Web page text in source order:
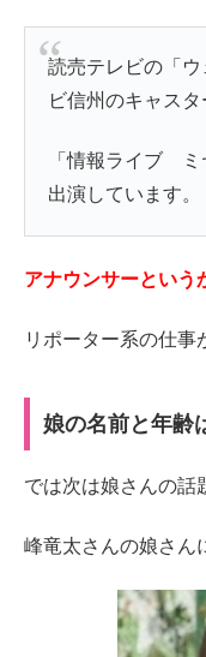
読売テレビの「
ビ信州のキャスタ
「情報ライブ ミ
出演しています。
アナウンサーという
リポーター系の仕事
娘の名前と年齢
では次は娘さんの話
峰竜太さんの娘さん